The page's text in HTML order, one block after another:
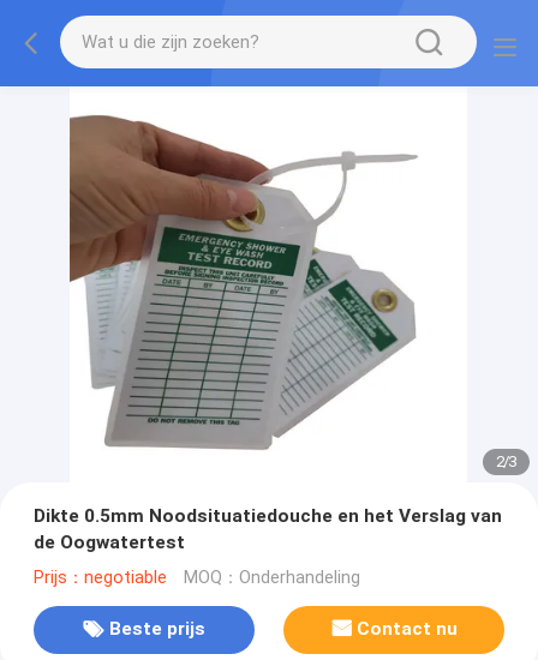
2/3
Dikte 0.5mm Noodsituatiedouche en het Verslag van
de Oogwatertest
Prijs：negotiable MOQ：Onderhandeling
Beste prijs Contact nu